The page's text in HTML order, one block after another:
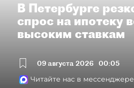
В Петербурге
спрос на ипотеку
высоким ставкам
09 августа 2026 00:05
Читайте нас в